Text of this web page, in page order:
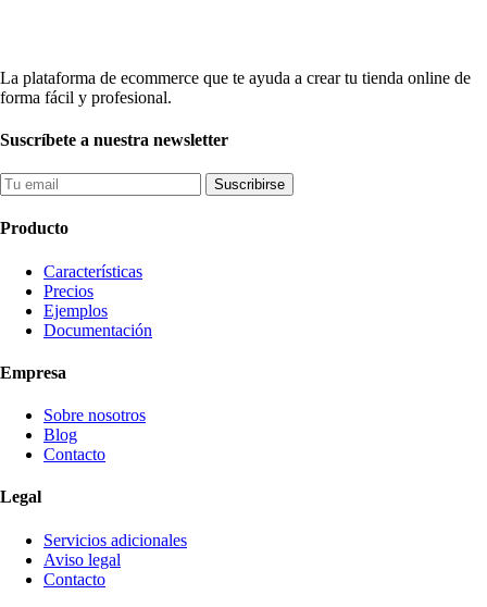
La plataforma de ecommerce que te ayuda a crear tu tienda online de
forma fácil y profesional.
Suscríbete a nuestra newsletter
Suscribirse
Producto
Características
Precios
Ejemplos
Documentación
Empresa
Sobre nosotros
Blog
Contacto
Legal
Servicios adicionales
Aviso legal
Contacto